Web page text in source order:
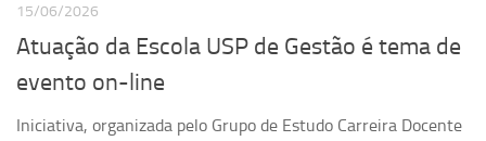
em Saúde com foco em Populações Vulneráveis
(Confluencia)
Grupos de estudo encerrados
Grupos de Pesquisa
15/06/2026
Atuação da Escola USP de Gestão é tema de
evento on-line
Iniciativa, organizada pelo Grupo de Estudo Carreira Docente